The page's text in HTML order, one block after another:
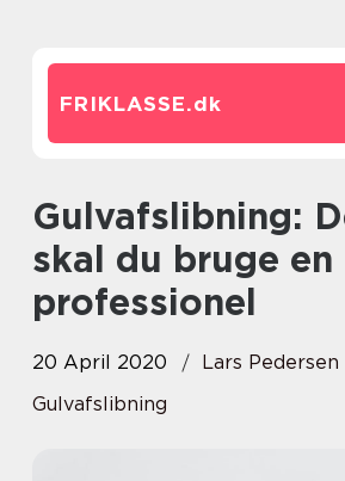
FRIKLASSE.dk
Gulvafslibning: Derfor
skal du bruge en
professionel
20 April 2020
Lars Pedersen
Gulvafslibning